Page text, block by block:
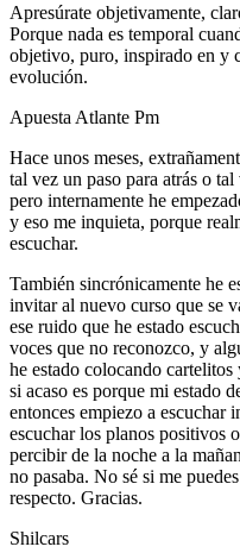
Apresúrate objetivamente,
Porque nada es temporal
objetivo, puro, inspirado en y
evolución.
Apuesta Atlante Pm
Hace unos meses,
tal vez un paso para atrás o
pero internamente he
y eso me inquieta, porque
escuchar.
También sincrónicamente he
invitar al nuevo curso que se
ese ruido que he estado
voces que no reconozco, y
he estado colocando
si acaso es porque mi estado
entonces empiezo a escuchar
escuchar los planos positivos
percibir de la noche a la
no pasaba. No sé si me
respecto. Gracias.
Shilcars